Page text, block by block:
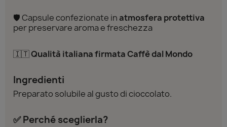
🛡️ Capsule confezionate inatmosfera protettiva
per preservare aroma e freschezza
🇮🇹Qualità italiana firmata Caffè dal Mondo
Ingredienti
Preparato solubile al gusto di cioccolato.
✅ Perché sceglierla?